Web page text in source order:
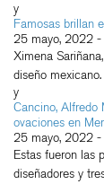
y
Famosas brillan
25 mayo, 2022 -
Ximena
diseño mexicano.
y
Cancino, Alfredo
ovaciones en
25 mayo, 2022 -
Estas fueron las
diseñadores y